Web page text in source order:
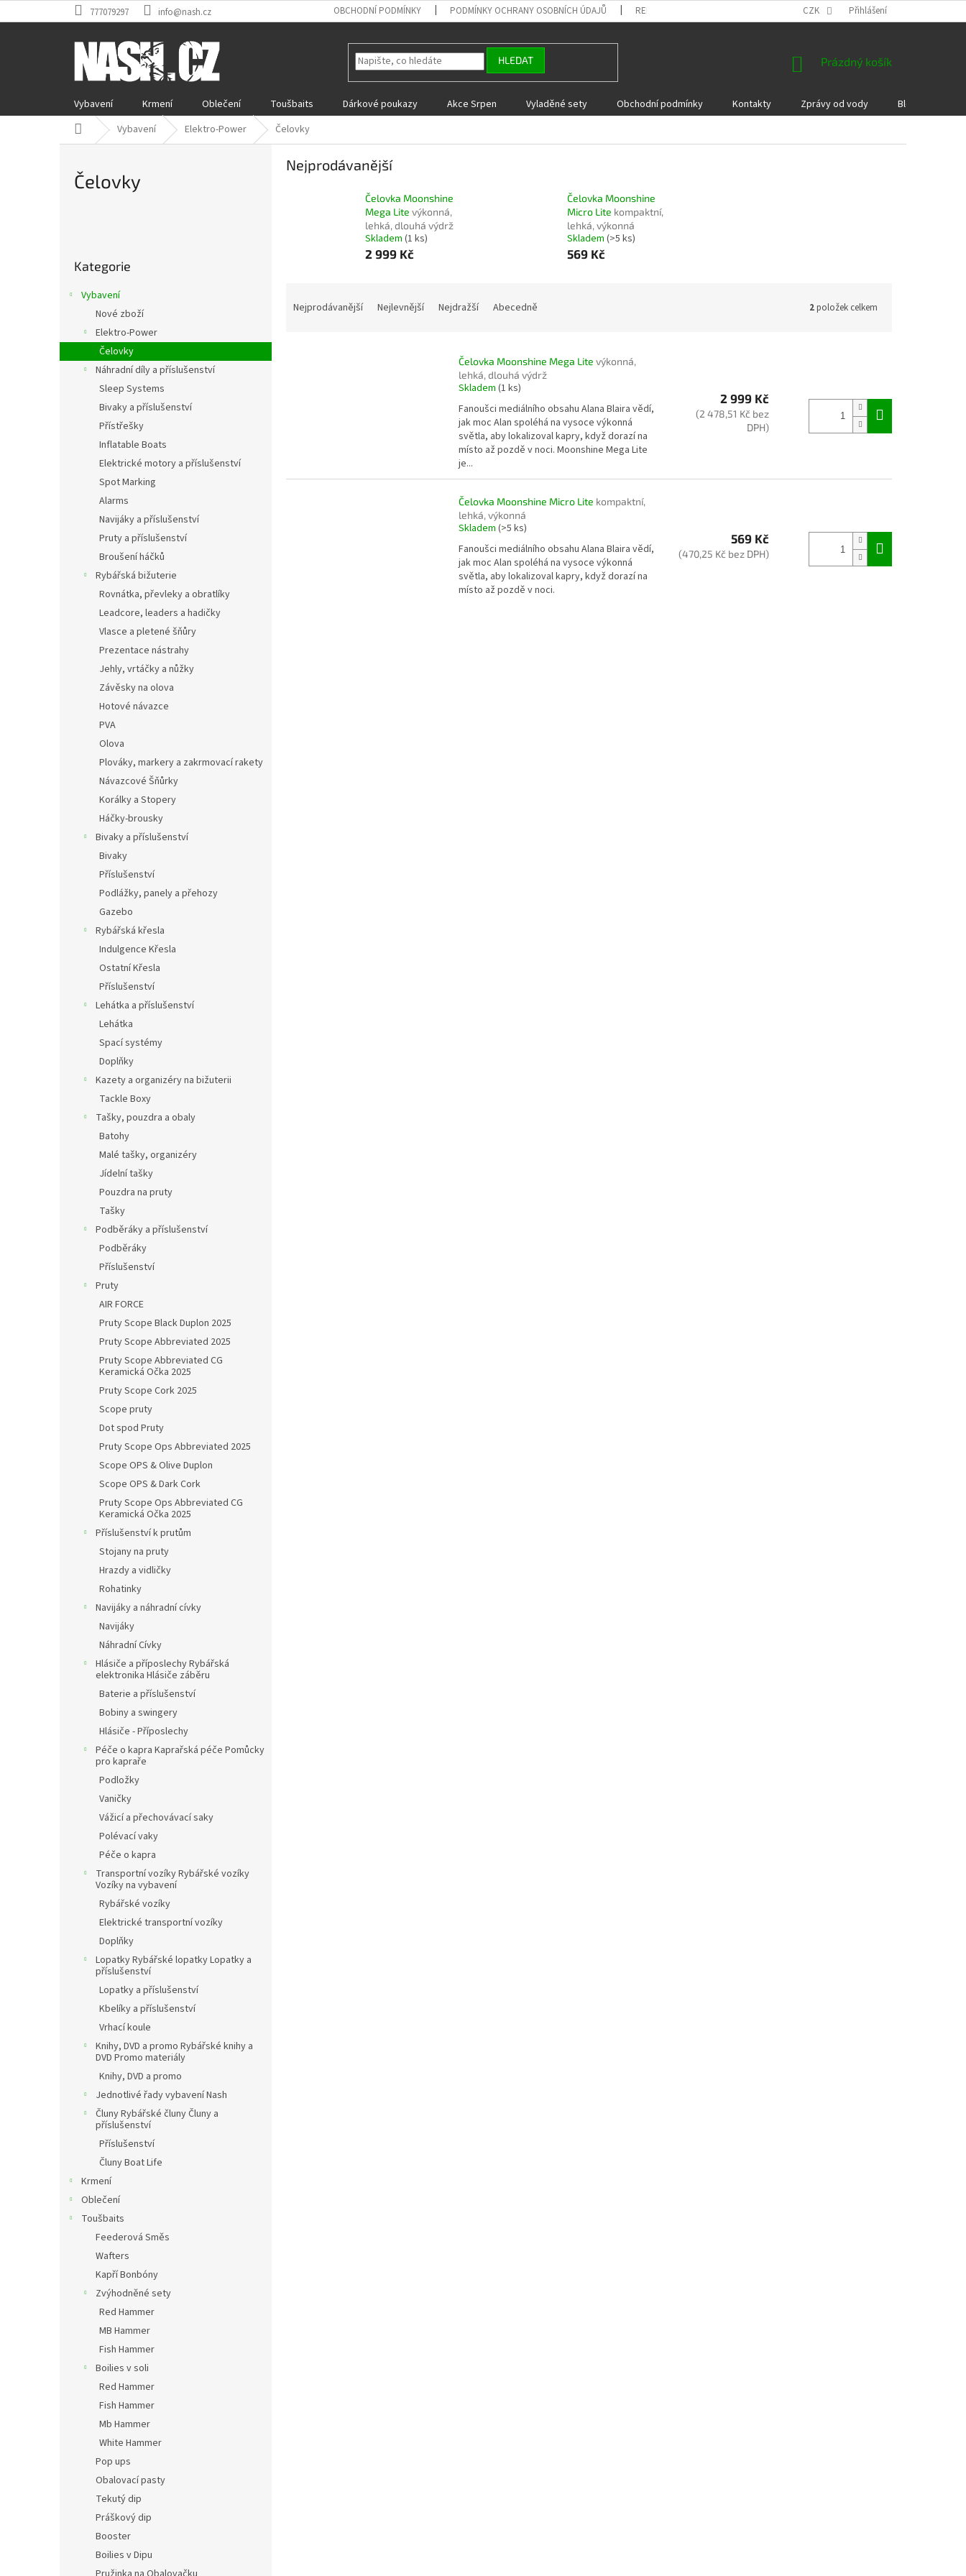
na
777079297 info@nash.cz OBCHODNÍ PODMÍNKY PODMÍNKY OCHRANY OSOBNÍCH ÚDAJŮ REKLAMACE A VRÁCENÍ ZBOŽÍ DÁRKOVÉ POUKAZY
CZK Přihlášení
HLEDAT
NÁKUPNÍ
Prázdný košík
Vybavení Krmení Oblečení Toušbaits Dárkové poukazy Akce Srpen Vyladěné sety Obchodní podmínky Kontakty Zprávy od vody Blog
Domů Vybavení Elektro-Power Čelovky
Čelovky
kategorie
Kategorie
Vybavení
Nové zboží
Elektro-Power
Čelovky
Náhradní díly a příslušenství
Sleep Systems
Bivaky a příslušenství
Přístřešky
Inflatable Boats
Elektrické motory a příslušenství
Spot Marking
Alarms
Navijáky a příslušenství
Pruty a příslušenství
Broušení háčků
Rybářská bižuterie
Rovnátka, převleky a obratlíky
Leadcore, leaders a hadičky
Vlasce a pletené šňůry
Prezentace nástrahy
Jehly, vrtáčky a nůžky
Závěsky na olova
Hotové návazce
PVA
Olova
Plováky, markery a zakrmovací rakety
Návazcové Šňůrky
Korálky a Stopery
Háčky-brousky
Bivaky a příslušenství
Bivaky
Příslušenství
Podlážky, panely a přehozy
Gazebo
Rybářská křesla
Indulgence Křesla
Ostatní Křesla
Příslušenství
Lehátka a příslušenství
Lehátka
Spací systémy
Doplňky
Kazety a organizéry na bižuterii
Tackle Boxy
Tašky, pouzdra a obaly
Batohy
Malé tašky, organizéry
Jídelní tašky
Pouzdra na pruty
Tašky
Podběráky a příslušenství
Podběráky
Příslušenství
Pruty
AIR FORCE
Pruty Scope Black Duplon 2025
Pruty Scope Abbreviated 2025
Pruty Scope Abbreviated CG
Keramická Očka 2025
Pruty Scope Cork 2025
Scope pruty
Dot spod Pruty
Pruty Scope Ops Abbreviated 2025
Scope OPS & Olive Duplon
Scope OPS & Dark Cork
Pruty Scope Ops Abbreviated CG
Keramická Očka 2025
Příslušenství k prutům
Stojany na pruty
Hrazdy a vidličky
Rohatinky
Navijáky a náhradní cívky
Navijáky
Náhradní Cívky
Hlásiče a příposlechy Rybářská
elektronika Hlásiče záběru
Baterie a příslušenství
Bobiny a swingery
Hlásiče - Příposlechy
Péče o kapra Kaprařská péče Pomůcky
pro kapraře
Podložky
Vaničky
Vážicí a přechovávací saky
Polévací vaky
Péče o kapra
Transportní vozíky Rybářské vozíky
Vozíky na vybavení
Rybářské vozíky
Elektrické transportní vozíky
Doplňky
Lopatky Rybářské lopatky Lopatky a
příslušenství
Lopatky a příslušenství
Kbelíky a příslušenství
Vrhací koule
Knihy, DVD a promo Rybářské knihy a
DVD Promo materiály
Knihy, DVD a promo
Jednotlivé řady vybavení Nash
Čluny Rybářské čluny Čluny a
příslušenství
Příslušenství
Čluny Boat Life
Krmení
Oblečení
Toušbaits
Feederová Směs
Wafters
Kapří Bonbóny
Zvýhodněné sety
Red Hammer
MB Hammer
Fish Hammer
Boilies v soli
Red Hammer
Fish Hammer
Mb Hammer
White Hammer
Pop ups
Obalovací pasty
Tekutý dip
Práškový dip
Booster
Boilies v Dipu
Nejprodávanější
Čelovka Moonshine
Mega Lite výkonná,
lehká, dlouhá výdrž
Skladem (1 ks)
2 999 Kč
Čelovka Moonshine
Micro Lite kompaktní,
lehká, výkonná
Skladem (>5 ks)
569 Kč
t
Nejprodávanější Nejlevnější Nejdražší Abecedně 2položek celkem
d
Čelovka Moonshine Mega Lite výkonná,
lehká, dlouhá výdrž
Skladem (1 ks)
Fanoušci mediálního obsahu Alana Blaira vědí,
jak moc Alan spoléhá na vysoce výkonná
světla, aby lokalizoval kapry, když dorazí na
místo až pozdě v noci. Moonshine Mega Lite
je...
2 999 Kč
(2 478,51 Kč bez
DPH)
Čelovka Moonshine Micro Lite kompaktní,
lehká, výkonná
Skladem (>5 ks)
Fanoušci mediálního obsahu Alana Blaira vědí,
jak moc Alan spoléhá na vysoce výkonná
světla, aby lokalizoval kapry, když dorazí na
místo až pozdě v noci.
569 Kč
(470,25 Kč bez DPH)